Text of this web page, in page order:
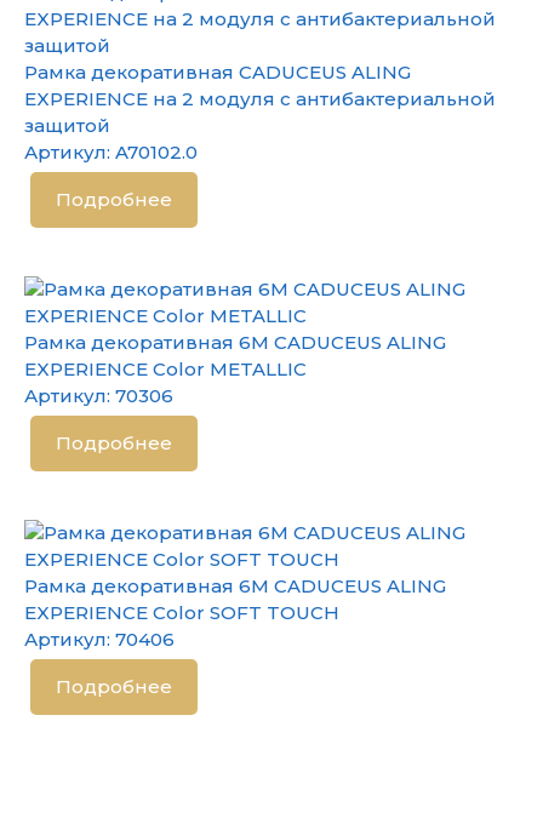
Рамка декоративная CADUCEUS ALING
EXPERIENCE на 2 модуля с антибактериальной
защитой
Артикул: A70102.0
Подробнее
Рамка декоративная 6М CADUCEUS ALING
EXPERIENCE Color METALLIC
Артикул: 70306
Подробнее
Рамка декоративная 6М CADUCEUS ALING
EXPERIENCE Color SOFT TOUCH
Артикул: 70406
Подробнее